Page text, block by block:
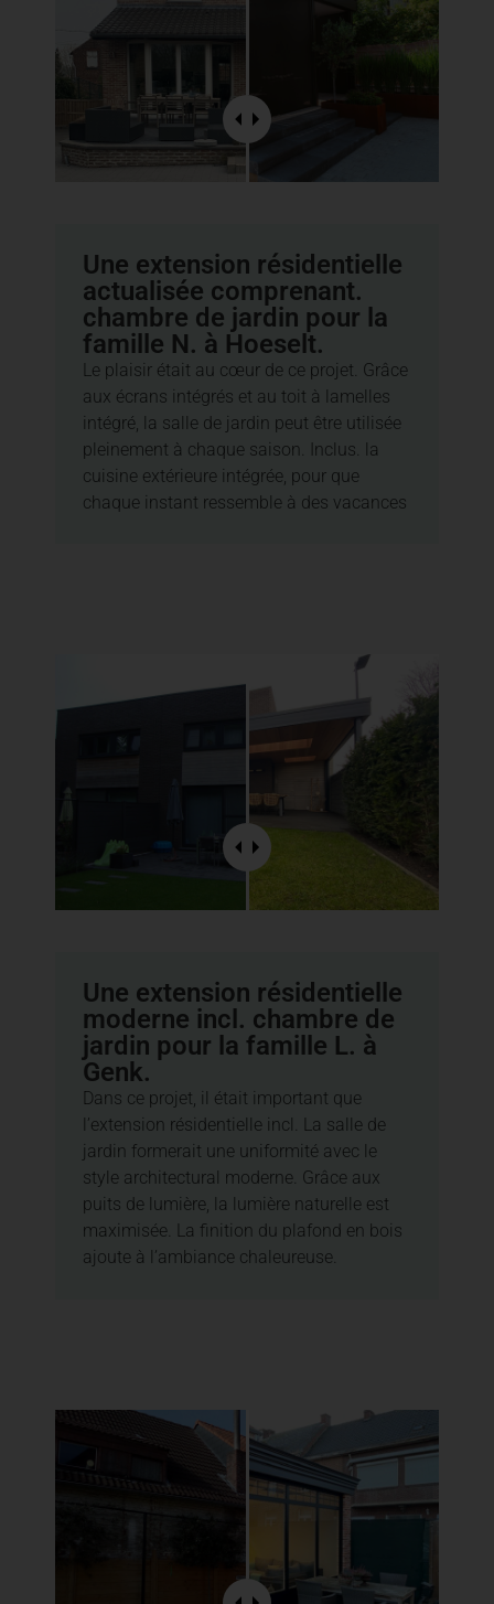
Une extension résidentielle
actualisée comprenant.
chambre de jardin pour la
famille N. à Hoeselt.
Le plaisir était au cœur de ce projet. Grâce
aux écrans intégrés et au toit à lamelles
intégré, la salle de jardin peut être utilisée
pleinement à chaque saison. Inclus. la
cuisine extérieure intégrée, pour que
chaque instant ressemble à des vacances
Une extension résidentielle
moderne incl. chambre de
jardin pour la famille L. à
Genk.
Dans ce projet, il était important que
l’extension résidentielle incl. La salle de
jardin formerait une uniformité avec le
style architectural moderne. Grâce aux
puits de lumière, la lumière naturelle est
maximisée. La finition du plafond en bois
ajoute à l’ambiance chaleureuse.